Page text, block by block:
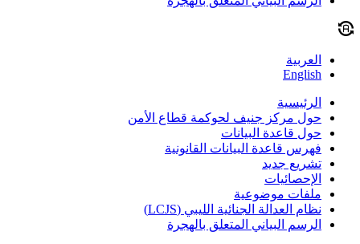
العربية
English
الرئيسية
حول مركز جنيف لحوكمة قطاع الأمن
حول قاعدة البيانات
فهرس قاعدة البيانات القانونية
تشريع جديد
الإحصائيات
ملفات موضوعية
نظام العدالة الجنائية الليبي (LCJS)
الرسم البياني المتعلق بالهجرة